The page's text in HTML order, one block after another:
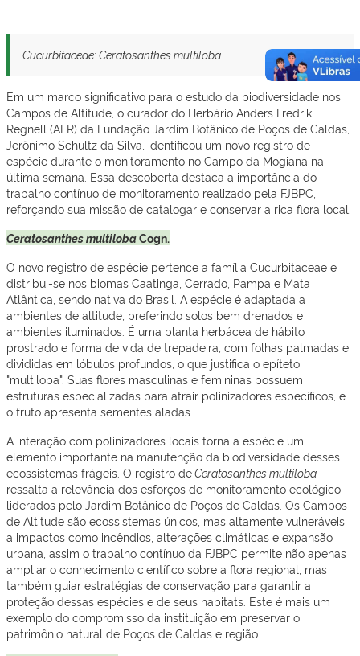
Cucurbitaceae: Ceratosanthes multiloba
Em um marco significativo para o estudo da biodiversidade nos
Campos de Altitude, o curador do Herbário Anders Fredrik
Regnell (AFR) da Fundação Jardim Botânico de Poços de Caldas,
Jerônimo Schultz da Silva, identificou um novo registro de
espécie durante o monitoramento no Campo da Mogiana na
última semana. Essa descoberta destaca a importância do
trabalho contínuo de monitoramento realizado pela FJBPC,
reforçando sua missão de catalogar e conservar a rica flora local.
Ceratosanthes multilobaCogn.
O novo registro de espécie pertence a família Cucurbitaceae e
distribui-se nos biomas Caatinga, Cerrado, Pampa e Mata
Atlântica, sendo nativa do Brasil. A espécie é adaptada a
ambientes de altitude, preferindo solos bem drenados e
ambientes iluminados. É uma planta herbácea de hábito
prostrado e forma de vida de trepadeira, com folhas palmadas e
divididas em lóbulos profundos, o que justifica o epíteto
"multiloba". Suas flores masculinas e femininas possuem
estruturas especializadas para atrair polinizadores específicos, e
o fruto apresenta sementes aladas.
A interação com polinizadores locais torna a espécie um
elemento importante na manutenção da biodiversidade desses
ecossistemas frágeis. O registro deCeratosanthes multiloba
ressalta a relevância dos esforços de monitoramento ecológico
liderados pelo Jardim Botânico de Poços de Caldas. Os Campos
de Altitude são ecossistemas únicos, mas altamente vulneráveis
a impactos como incêndios, alterações climáticas e expansão
urbana, assim o trabalho contínuo da FJBPC permite não apenas
ampliar o conhecimento científico sobre a flora regional, mas
também guiar estratégias de conservação para garantir a
proteção dessas espécies e de seus habitats. Este é mais um
exemplo do compromisso da instituição em preservar o
patrimônio natural de Poços de Caldas e região.